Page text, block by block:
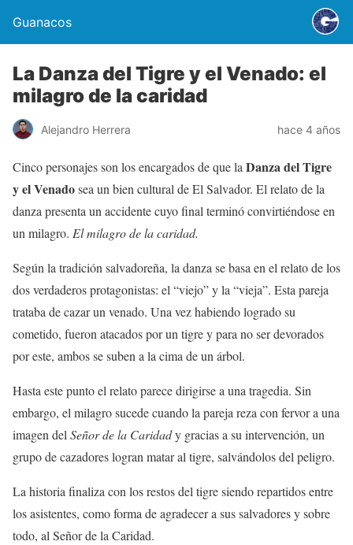
Guanacos
La Danza del Tigre y el Venado: el
milagro de la caridad
Alejandro Herrera hace 4 años
Cinco personajes son los encargados de que la Danza del Tigre
y el Venadosea un bien cultural de El Salvador. El relato de la
danza presenta un accidente cuyo final terminó convirtiéndose en
un milagro. El milagro de la caridad.
Según la tradición salvadoreña, la danza se basa en el relato de los
dos verdaderos protagonistas: el “viejo” y la “vieja”. Esta pareja
trataba de cazar un venado. Una vez habiendo logrado su
cometido, fueron atacados por un tigre y para no ser devorados
por este, ambos se suben a la cima de un árbol.
Hasta este punto el relato parece dirigirse a una tragedia. Sin
embargo, el milagro sucede cuando la pareja reza con fervor a una
imagen del Señor de la Caridady gracias a su intervención, un
grupo de cazadores logran matar al tigre, salvándolos del peligro.
La historia finaliza con los restos del tigre siendo repartidos entre
los asistentes, como forma de agradecer a sus salvadores y sobre
todo, al Señor de la Caridad.